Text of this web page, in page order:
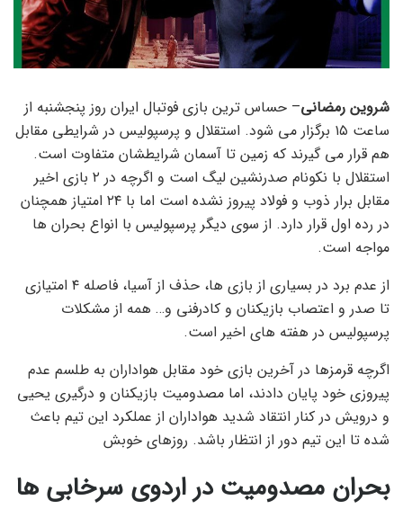
شروین رمضانی– حساس ترین بازی فوتبال ایران روز پنجشنبه از
ساعت ۱۵ برگزار می شود. استقلال و پرسپولیس در شرایطی مقابل
هم قرار می گیرند که زمین تا آسمان شرایطشان متفاوت است.
استقلال با نکونام صدرنشین لیگ است و اگرچه در ۲ بازی اخیر
مقابل برار ذوب و فولاد پیروز نشده است اما با ۲۴ امتیاز همچنان
در رده اول قرار دارد. از سوی دیگر پرسپولیس با انواع بحران ها
مواجه است.
از عدم برد در بسیاری از بازی ها، حذف از آسیا، فاصله ۴ امتیازی
تا صدر و اعتصاب بازیکنان و کادرفنی و… همه از مشکلات
پرسپولیس در هفته های اخیر است.
اگرچه قرمزها در آخرین بازی خود مقابل هواداران به طلسم عدم
پیروزی خود پایان دادند، اما مصدومیت بازیکنان و درگیری یحیی
و درویش در کنار انتقاد شدید هواداران از عملکرد این تیم باعث
شده تا این تیم دور از انتظار باشد. روزهای خوبش
بحران مصدومیت در اردوی سرخابی ها